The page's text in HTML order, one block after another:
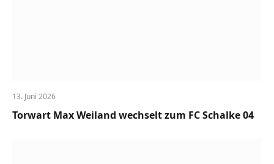
13. Juni 2026
Torwart Max Weiland wechselt zum FC Schalke 04